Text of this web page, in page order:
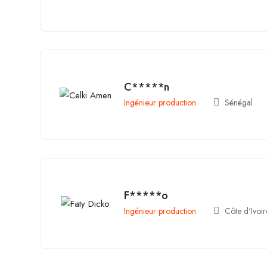
C*****n
Ingénieur production Sénégal
F*****o
Ingénieur production Côte